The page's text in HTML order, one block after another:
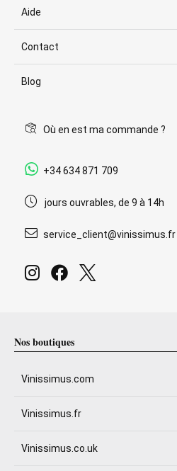
Aide
Contact
Blog
Où en est ma commande ?
+34 634 871 709
jours ouvrables, de 9 à 14h
service_client@vinissimus.fr
Nos boutiques
Vinissimus.com
Vinissimus.fr
Vinissimus.co.uk